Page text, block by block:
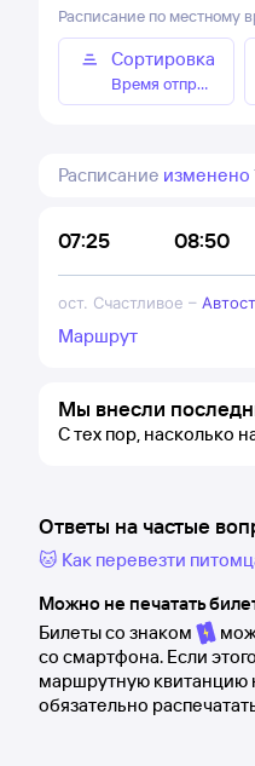
Расписание по местному
Сортировка
Время отправления
Расписание изменено
07:25 08:50
ост. Счастливое –
Маршрут
Мы внесли
С тех пор, насколько
Ответы на частые
🐱 Как перевезти
Можно не печатать
Билеты со знаком
со смартфона. Если
маршрутную квитанцию
обязательно